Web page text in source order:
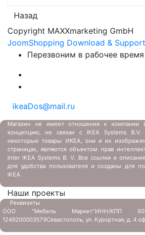
Назад
Copyright MAXXmarketing GmbH
JoomShopping Download & Support
Перезвоним в рабочее время
ikeaDos@mail.ru
Магазин не имеет отношения к компании
концепцию, не связан с IKEA Systems
некоторые товары ИКЕА, они и их
страницах, являются объектом прав
Inter IKEA Systems B. V. Все ссылки и
для удобства пользователя и созданы для
IKEA.
Наши проекты
Реквизиты
ООО "Мебель Маркет"ИНН/КПП
1249200003579Севастополь, ул. Курортная, д. 4